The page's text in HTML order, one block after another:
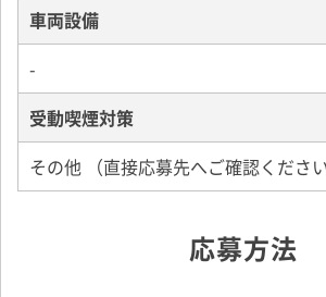
～こんな人が向いています～
・接客が好きな人
・車の運転が好きな人
・人に感謝されるのが好きな人
・一人で仕事がしたい人
～あると良いスキル～
・道を覚えるのが得意
・売上などの目標管理ができる
車両設備
-
受動喫煙対策
その他 （直接応募先へご確認ください
応募方法